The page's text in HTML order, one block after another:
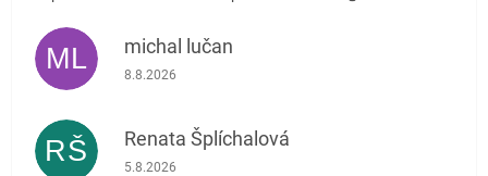
ML michal lučan
Hodnocení obchodu je 5 z 5 hvězdiček.
8.8.2026
RŠ Renata Šplíchalová
Hodnocení obchodu je 5 z 5 hvězdiček.
5.8.2026